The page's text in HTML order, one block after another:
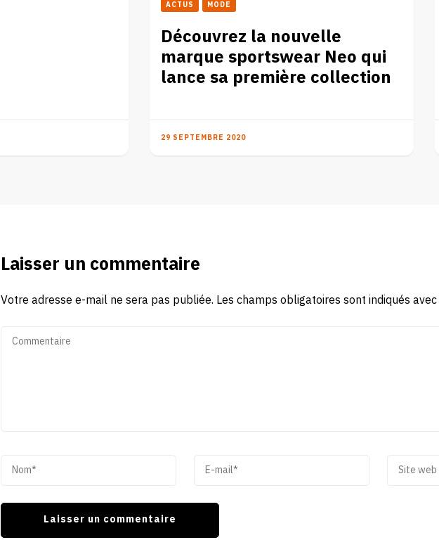
ACTUS MODE
Découvrez la nouvelle
marque sportswear Neo qui
lance sa première collection
29 SEPTEMBRE 2020
Laisser un commentaire
Votre adresse e-mail ne sera pas publiée. Les champs obligatoires sont indiqués avec